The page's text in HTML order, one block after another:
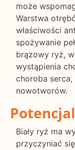
może
Warstwa
właściwości
spożywanie
brązowy ryż,
wystąpienia
choroba
nowotworów.
Biały ryż ma
przyczyniać